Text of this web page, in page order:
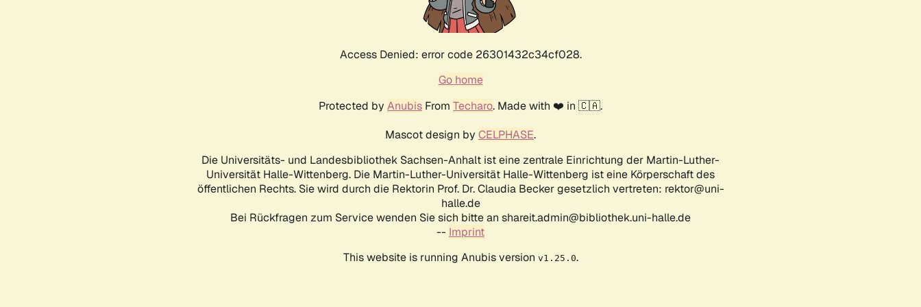
Access Denied: error code 26301432c34cf028.
Go home
Protected by Anubis From Techaro. Made with ❤️ in 🇨🇦.
Mascot design by CELPHASE.
Die Universitäts- und Landesbibliothek Sachsen-Anhalt ist eine zentrale Einrichtung der Martin-Luther-
Universität Halle-Wittenberg. Die Martin-Luther-Universität Halle-Wittenberg ist eine Körperschaft des
öffentlichen Rechts. Sie wird durch die Rektorin Prof. Dr. Claudia Becker gesetzlich vertreten: rektor@uni-
halle.de
Bei Rückfragen zum Service wenden Sie sich bitte an shareit.admin@bibliothek.uni-halle.de
-- Imprint
This website is running Anubis version v1.25.0.